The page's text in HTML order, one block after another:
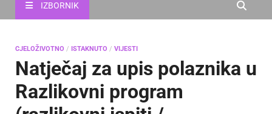
IZBORNIK
CJELOŽIVOTNO / ISTAKNUTO / VIJESTI
Natječaj za upis polaznika u
Razlikovni program